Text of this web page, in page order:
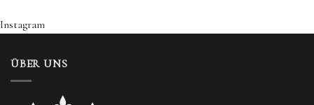
Instagram
ÜBER UNS